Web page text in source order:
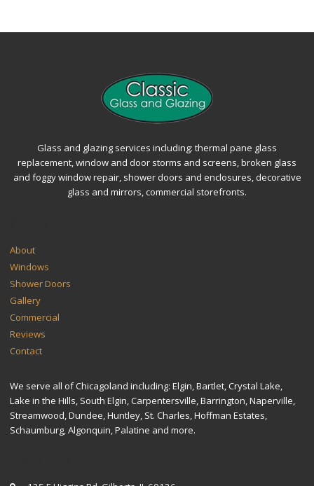
Glass and glazing services including: thermal pane glass
replacement, window and door storms and screens, broken glass
and foggy window repair, shower doors and enclosures, decorative
glass and mirrors, commercial storefronts.
About
Windows
Shower Doors
Gallery
Commercial
Reviews
Contact
We serve all of Chicagoland including: Elgin, Bartlet, Crystal Lake,
Lake in the Hills, South Elgin, Carpentersville, Barrington, Naperville,
Streamwood, Dundee, Huntley, St. Charles, Hoffman Estates,
Schaumburg, Algonquin, Palatine and more.